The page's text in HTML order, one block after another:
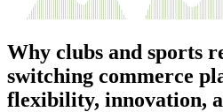
Why clubs and sports
switching commerce
flexibility, innovation,